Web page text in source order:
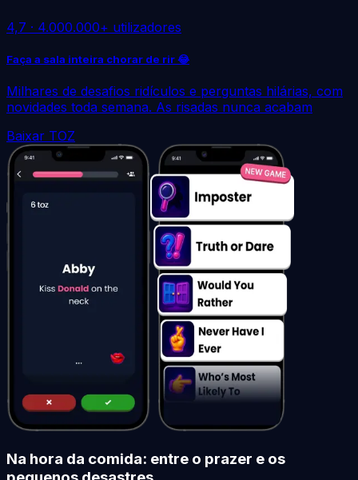
4,7 · 4.000.000+ utilizadores
Faça a sala inteira chorar de rir 😂
Milhares de desafios ridículos e perguntas hilárias, com
novidades toda semana. As risadas nunca acabam
Baixar TOZ
Na hora da comida: entre o prazer e os